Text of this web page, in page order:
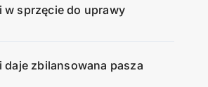
w sprzęcie do uprawy
daje zbilansowana pasza